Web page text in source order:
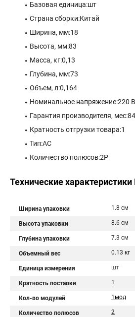
Базовая единица:шт
Страна сборки:Китай
Ширина, мм:18
Высота, мм:83
Масса, кг:0,13
Глубина, мм:73
Объем, л:0,164
Номинальное напряжение:220 В
Гарантия производителя, мес:84
Кратность отгрузки товара:1
Тип:AC
Количество полюсов:2P
Технические
Ширина упаковки 1.8 см
Высота упаковки 8.6 см
Глубина упаковки 7.3 см
Объемный вес 0.13 кг
Единица измерения шт
Кратность поставки 1
Кол-во модулей 1мод
Количество полюсов 2